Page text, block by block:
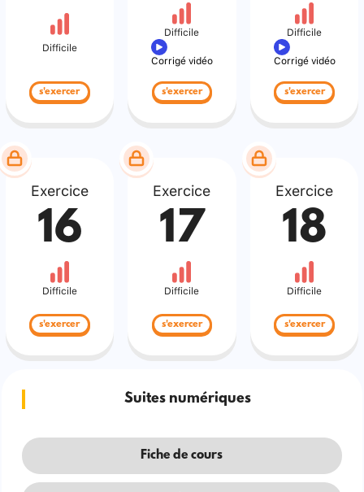
Difficile
s'exercer
Difficile
Corrigé vidéo
s'exercer
Difficile
Corrigé vidéo
s'exercer
Exercice
16
Difficile
s'exercer
Exercice
17
Difficile
s'exercer
Exercice
18
Difficile
s'exercer
Suites numériques
Fiche de cours